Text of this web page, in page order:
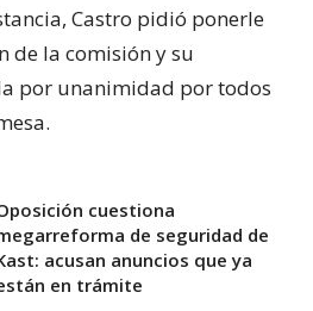
Castro pidió ponerle
de la comisión y su
por unanimidad por todos
cuestiona
de seguridad de
acusan anuncios que ya
en trámite